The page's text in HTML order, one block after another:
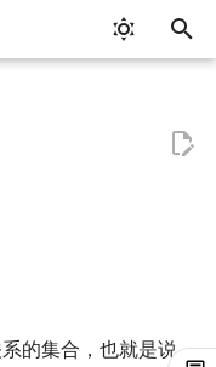
见技巧
Plus
算
载运算符
入排序
边形不等式优化
雷码
大公约数
速数论变换
波那契数列
阵
论
机变量的数字特征
公平组合游戏
顿迭代法
偏树
分块
树
持久化平衡树
状数组套权值线段树
Tree
的重心
余最短路
方树
用流
般图最大匹配
队算法
拟退火
的集合，也就是说，